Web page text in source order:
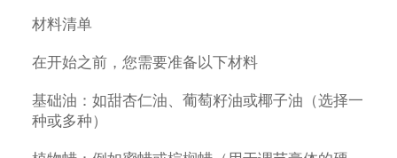
材料清单
在开始之前，您需要准备以下材料
基础油：如甜杏仁油、葡萄籽油或椰子油（选择一
种或多种）